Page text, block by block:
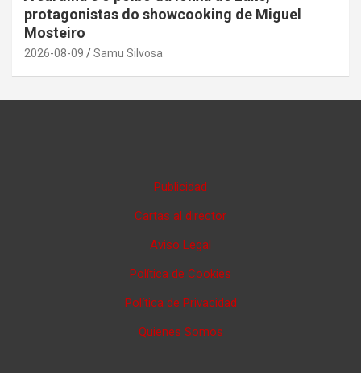
protagonistas do showcooking de Miguel
Mosteiro
2026-08-09 Samu Silvosa
Publicidad
Cartas al director
Aviso Legal
Política de Cookies
Política de Privacidad
Quienes Somos